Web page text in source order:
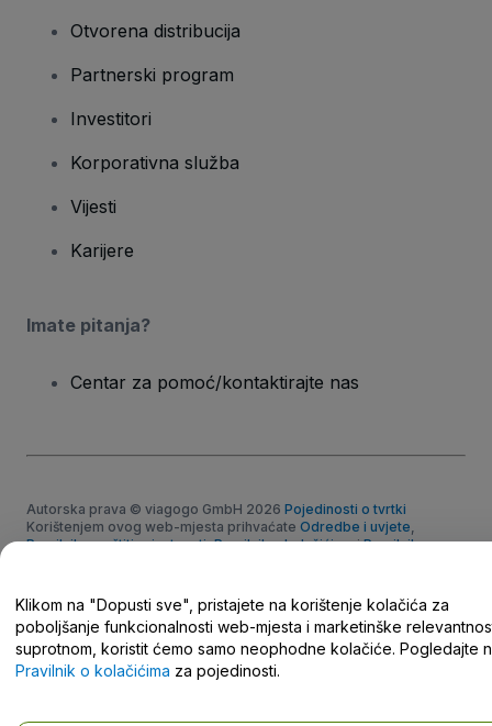
Otvorena distribucija
Partnerski program
Investitori
Korporativna služba
Vijesti
Karijere
Imate pitanja?
Centar za pomoć/kontaktirajte nas
Autorska prava © viagogo GmbH 2026 Pojedinosti o tvrtki
Korištenjem ovog web-mjesta prihvaćate Odredbe i uvjete,
Pravilnik o zaštiti privatnosti,Pravilnik o kolačićimaiPravilnik o
Klikom na "Dopusti sve", pristajete na korištenje kolačića za
poboljšanje funkcionalnosti web-mjesta i marketinške
suprotnom, koristit ćemo samo neophodne kolačiće. Pogledajte
Pravilnik o kolačićima za pojedinosti.